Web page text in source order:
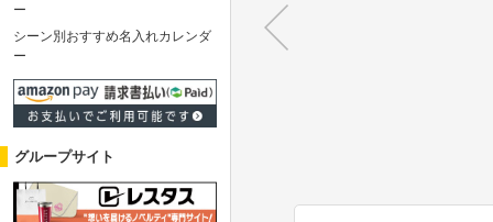
ー
シーン別おすすめ名入れカレンダ
ー
グループサイト